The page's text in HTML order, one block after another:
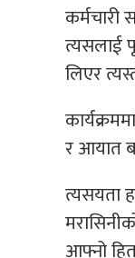
कर्मचारी
त्यसलाई
लिएर
र आयात
त्यसयता
आफ्नो